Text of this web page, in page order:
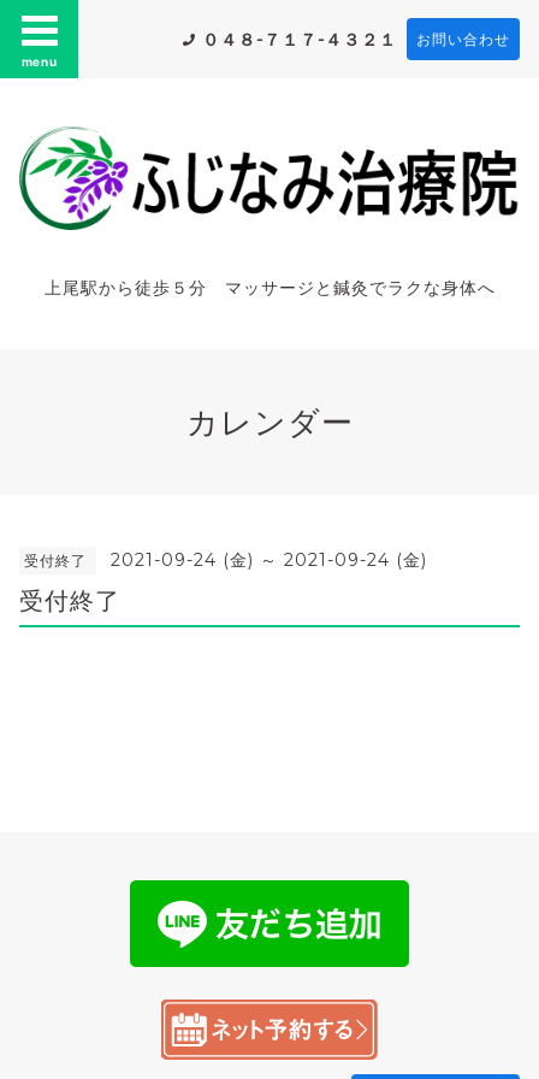
menu
０４８-７１７-４３２１ お問い合わせ
上尾駅から徒歩５分 マッサージと鍼灸でラクな身体へ
カレンダー
受付終了 2021-09-24 (金) ～ 2021-09-24 (金)
受付終了